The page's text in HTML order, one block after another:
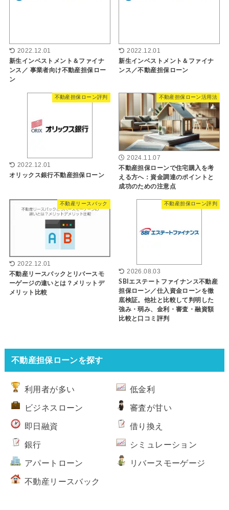
2022.12.01
新生インベストメント＆ファイナ
ンス／ 事業者向け不動産担保ロー
ン
2022.12.01
新生インベストメント＆ファイナ
ンス／不動産担保ローン
不動産担保ローン評判
2022.12.01
オリックス銀行不動産担保ローン
不動産担保ローン活用法
2024.11.07
不動産担保ローンで住宅購入を考
える方へ：資金調達のポイントと
成功のための注意点
不動産リースバック
2022.12.01
不動産リースバックとリバースモ
ーゲージの違いとは？メリットデ
メリット比較
不動産担保ローン評判
2026.08.03
SBIエステートファイナンス不動産
担保ローン／仕入資金ローンを徹
底検証。他社と比較して判明した
強み・弱み、金利・審査・融資額
比較と口コミ評判
不動産担保ローンを探す
利用者が多い 低金利
ビジネスローン 審査が甘い
即日融資 借り換え
銀行 シミュレーション
アパートローン リバースモーゲージ
不動産リースバック